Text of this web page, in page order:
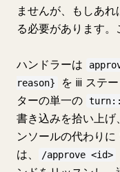
ませんが、もしあ
る必要があります。
ハンドラーは
reason}
を iii ステ
ターの単一の
書き込みを拾い上げ
ンソールの代わり
は、
/approve <id>